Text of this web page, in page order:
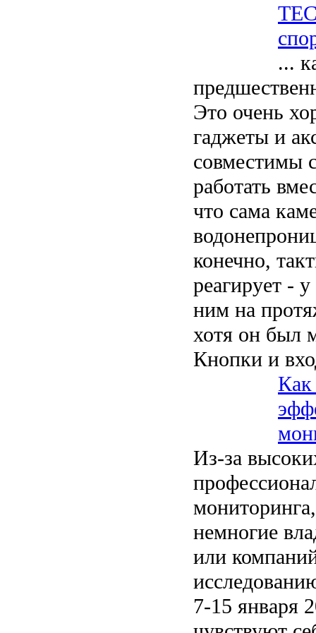
...
Это очень
гаджеты и
совместимы
работать
что сама
конечно,
реагирует -
ним на
хотя он был
Кнопки и
Как
Из-за
немногие
или
7-15 января